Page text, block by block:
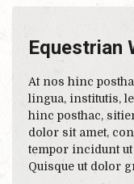
Equestrian
At nos hinc
lingua, institutis,
hinc posthac,
dolor sit amet,
tempor incidunt
Quisque ut dolor